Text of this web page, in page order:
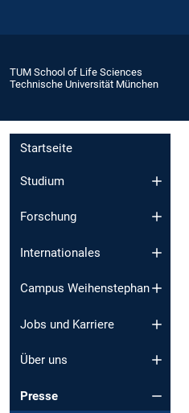
TUM School of Life Sciences
Technische Universität München
Startseite
Studium
Forschung
Internationales
Campus Weihenstephan
Jobs und Karriere
Über uns
Presse